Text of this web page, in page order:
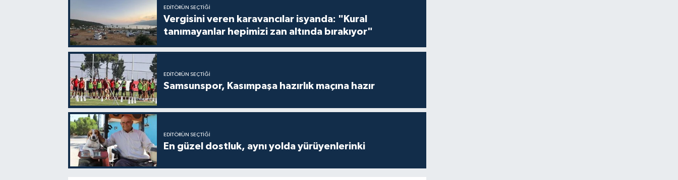
EDITÖRÜN SEÇTIĞI
Vergisini veren karavancılar isyanda: "Kural
tanımayanlar hepimizi zan altında bırakıyor"
EDITÖRÜN SEÇTIĞI
Samsunspor, Kasımpaşa hazırlık maçına hazır
EDITÖRÜN SEÇTIĞI
En güzel dostluk, aynı yolda yürüyenlerinki